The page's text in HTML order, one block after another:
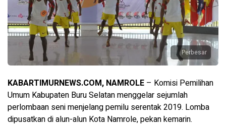
Perbesar
KABARTIMURNEWS.COM, NAMROLE – Komisi Pemilihan
Umum Kabupaten Buru Selatan menggelar sejumlah
perlombaan seni menjelang pemilu serentak 2019. Lomba
dipusatkan di alun-alun Kota Namrole, pekan kemarin.